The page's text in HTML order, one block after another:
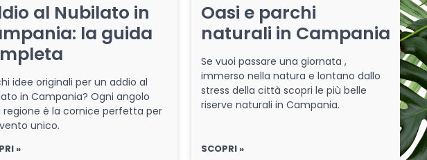
al Nubilato in
la guida
idee originali per un addio al
in Campania? Ogni angolo
regione è la cornice perfetta per
unico.
»
Oasi e parchi
naturali in Campania
Se vuoi passare una giornata ,
immerso nella natura e lontano dallo
stress della città scopri le più belle
riserve naturali in Campania.
SCOPRI »